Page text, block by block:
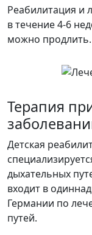
Реабилитация и
в течение 4-6
можно продлить.
Терапия
Детская
дыхательных
входит в
Германии по
путей.